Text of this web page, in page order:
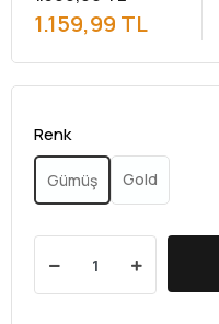
1.159,99 TL
Renk
Gümüş Gold